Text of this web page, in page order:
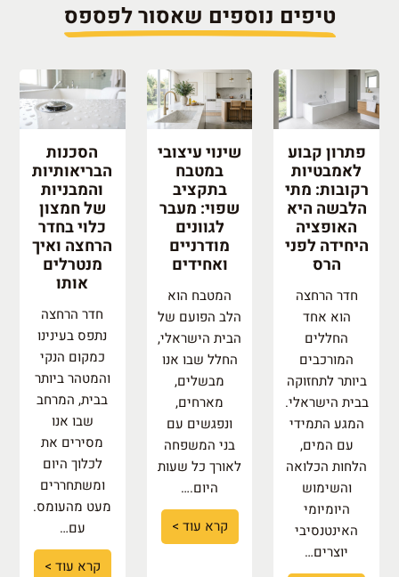
טיפים נוספים שאסור לפספס
פתרון קבוע
לאמבטיות
רקובות: מתי
הלבשה היא
האופציה
היחידה לפני
הרס
חדר הרחצה
הוא אחד
החללים
המורכבים
ביותר לתחזוקה
בבית הישראלי.
המגע התמידי
עם המים,
הלחות הכלואה
והשימוש
היומיומי
האינטנסיבי
יוצרים…
שינוי עיצובי
במטבח
בתקציב
שפוי: מעבר
לגוונים
מודרניים
ואחידים
המטבח הוא
הלב הפועם של
הבית הישראלי,
החלל שבו אנו
מבשלים,
מארחים,
ונפגשים עם
בני המשפחה
לאורך כל שעות
היום.…
קרא עוד >
הסכנות
הבריאותיות
והמבניות
של חמצון
כלוי בחדר
הרחצה ואיך
מנטרלים
אותו
חדר הרחצה
נתפס בעינינו
כמקום הנקי
והמטהר ביותר
בבית, המרחב
שבו אנו
מסירים את
לכלוך היום
ומשתחררים
מעט מהעומס.
עם…
קרא עוד >